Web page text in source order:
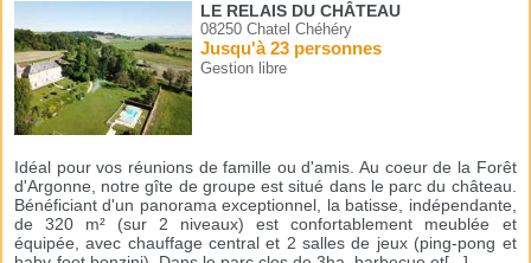
LE RELAIS DU CHÂTEAU
08250 Chatel Chéhéry
Jusqu'à 23 personnes
Gestion libre
Idéal pour vos réunions de famille ou d'amis. Au coeur de la Forêt
d'Argonne, notre gîte de groupe est situé dans le parc du château.
Bénéficiant d'un panorama exceptionnel, la batisse, indépendante,
de 320 m² (sur 2 niveaux) est confortablement meublée et
équipée, avec chauffage central et 2 salles de jeux (ping-pong et